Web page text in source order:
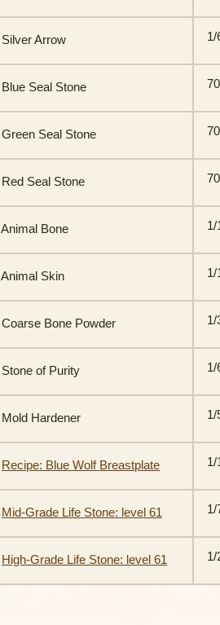
Silver Arrow 1/
Blue Seal Stone
Green Seal Stone
Red Seal Stone
Animal Bone 1/
Animal Skin 1/
Coarse Bone Powder 1/
Stone of Purity 1/
Mold Hardener 1/
Recipe: Blue Wolf Breastplate 1/
Mid-Grade Life Stone: level 61 1/
High-Grade Life Stone: level 61 1/